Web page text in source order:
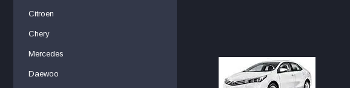
Citroen
Chery
Mercedes
Daewoo